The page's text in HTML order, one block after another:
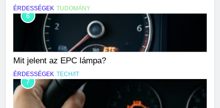
ÉRDESSÉGEK TUDOMÁNY
6
Mit jelent az EPC lámpa?
ÉRDESSÉGEK TECH/IT
7